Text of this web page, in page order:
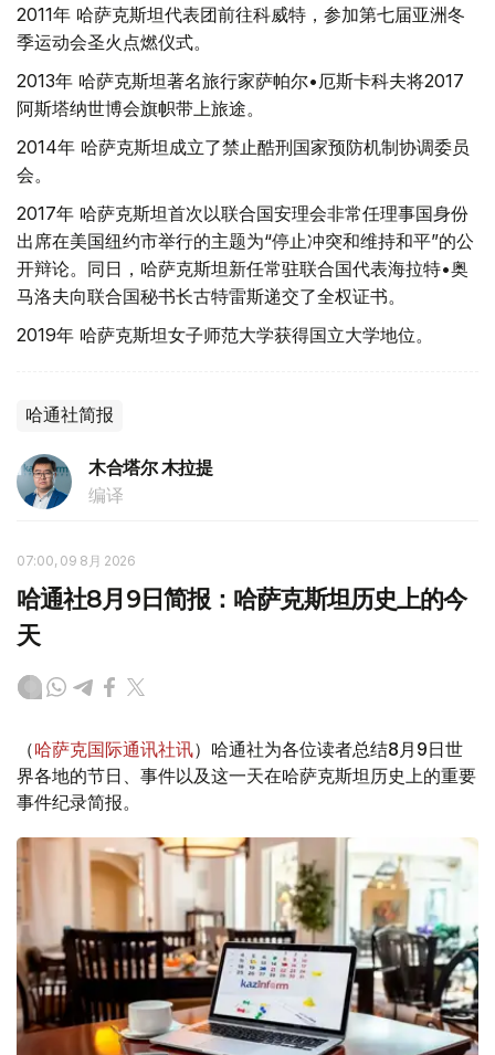
2011年 哈萨克斯坦代表团前往科威特，参加第七届亚洲冬
季运动会圣火点燃仪式。
2013年 哈萨克斯坦著名旅行家萨帕尔•厄斯卡科夫将2017
阿斯塔纳世博会旗帜带上旅途。
2014年 哈萨克斯坦成立了禁止酷刑国家预防机制协调委员
会。
2017年 哈萨克斯坦首次以联合国安理会非常任理事国身份
出席在美国纽约市举行的主题为“停止冲突和维持和平”的公
开辩论。同日，哈萨克斯坦新任常驻联合国代表海拉特•奥
马洛夫向联合国秘书长古特雷斯递交了全权证书。
2019年 哈萨克斯坦女子师范大学获得国立大学地位。
哈通社简报
木合塔尔 木拉提
编译
07:00, 09 8月 2026
哈通社8月9日简报：哈萨克斯坦历史上的今
天
（哈萨克国际通讯社讯）哈通社为各位读者总结8月9日世
界各地的节日、事件以及这一天在哈萨克斯坦历史上的重要
事件纪录简报。